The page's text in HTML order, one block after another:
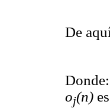
De
Donde:
oj(n)